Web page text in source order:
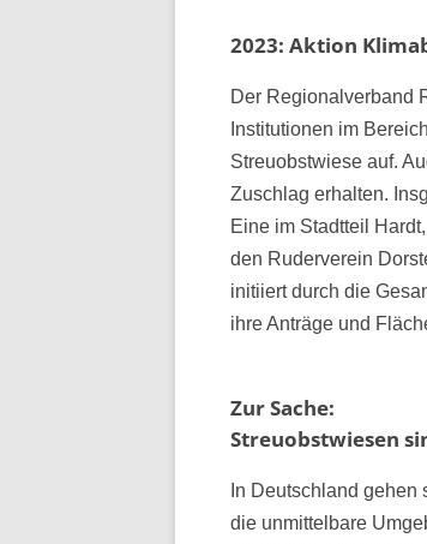
2023: Aktion
Der Regionalverband
Institutionen im
Streuobstwiese auf.
Zuschlag erhalten.
Eine im Stadtteil
den Ruderverein
initiiert durch die
ihre Anträge und
Zur Sache:
Streuobstwiesen
In Deutschland
die unmittelbare